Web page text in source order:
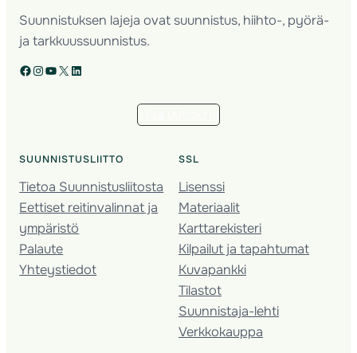
Suunnistuksen lajeja ovat suunnistus, hiihto-, pyörä-
ja tarkkuussuunnistus.
Facebook Instagram YouTube X LinkedIn
SUUNNISTUSLIITTO
Tietoa Suunnistusliitosta
Eettiset reitinvalinnat ja
ympäristö
Palaute
Yhteystiedot
SSL
Lisenssi
Materiaalit
Karttarekisteri
Kilpailut ja tapahtumat
Kuvapankki
Tilastot
Suunnistaja-lehti
Verkkokauppa